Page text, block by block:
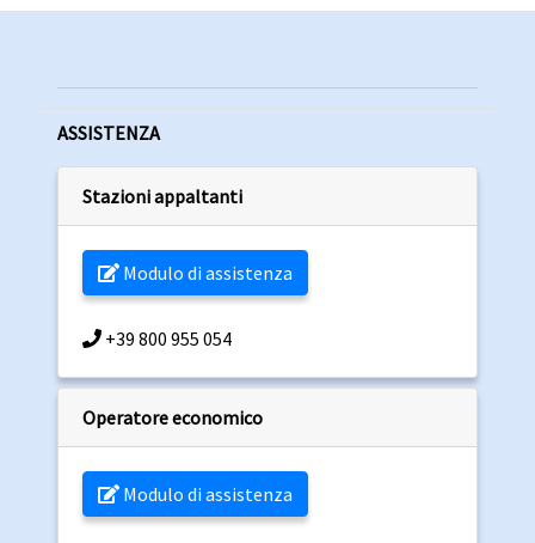
ASSISTENZA
Stazioni appaltanti
Modulo di assistenza
+39 800 955 054
Operatore economico
Modulo di assistenza